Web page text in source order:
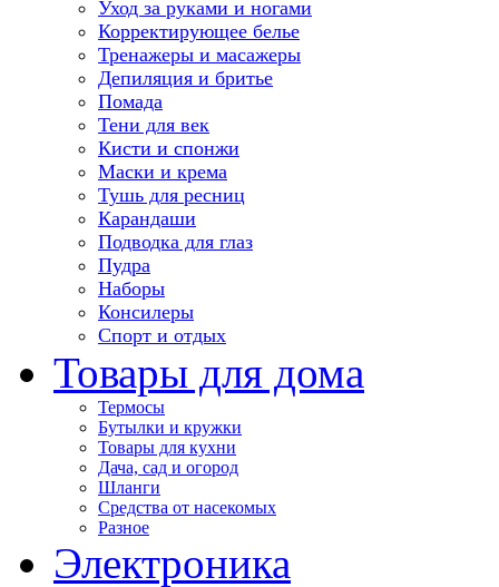
Уход за руками и ногами
Корректирующее белье
Тренажеры и масажеры
Депиляция и бритье
Помада
Тени для век
Кисти и спонжи
Маски и крема
Тушь для ресниц
Карандаши
Подводка для глаз
Пудра
Наборы
Консилеры
Спорт и отдых
Товары для дома
Термосы
Бутылки и кружки
Товары для кухни
Дача, сад и огород
Шланги
Средства от насекомых
Разное
Электроника